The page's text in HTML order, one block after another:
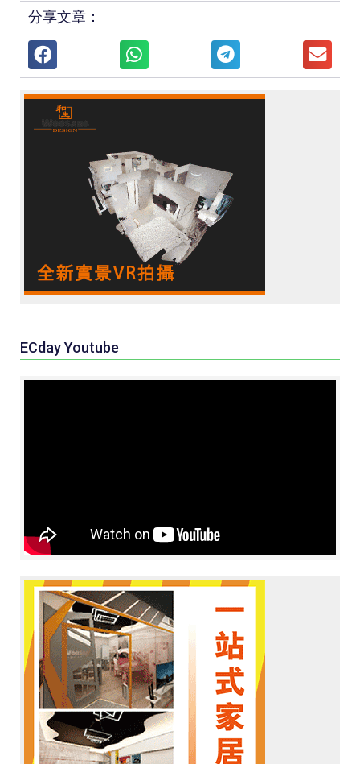
分享文章：
ECday Youtube